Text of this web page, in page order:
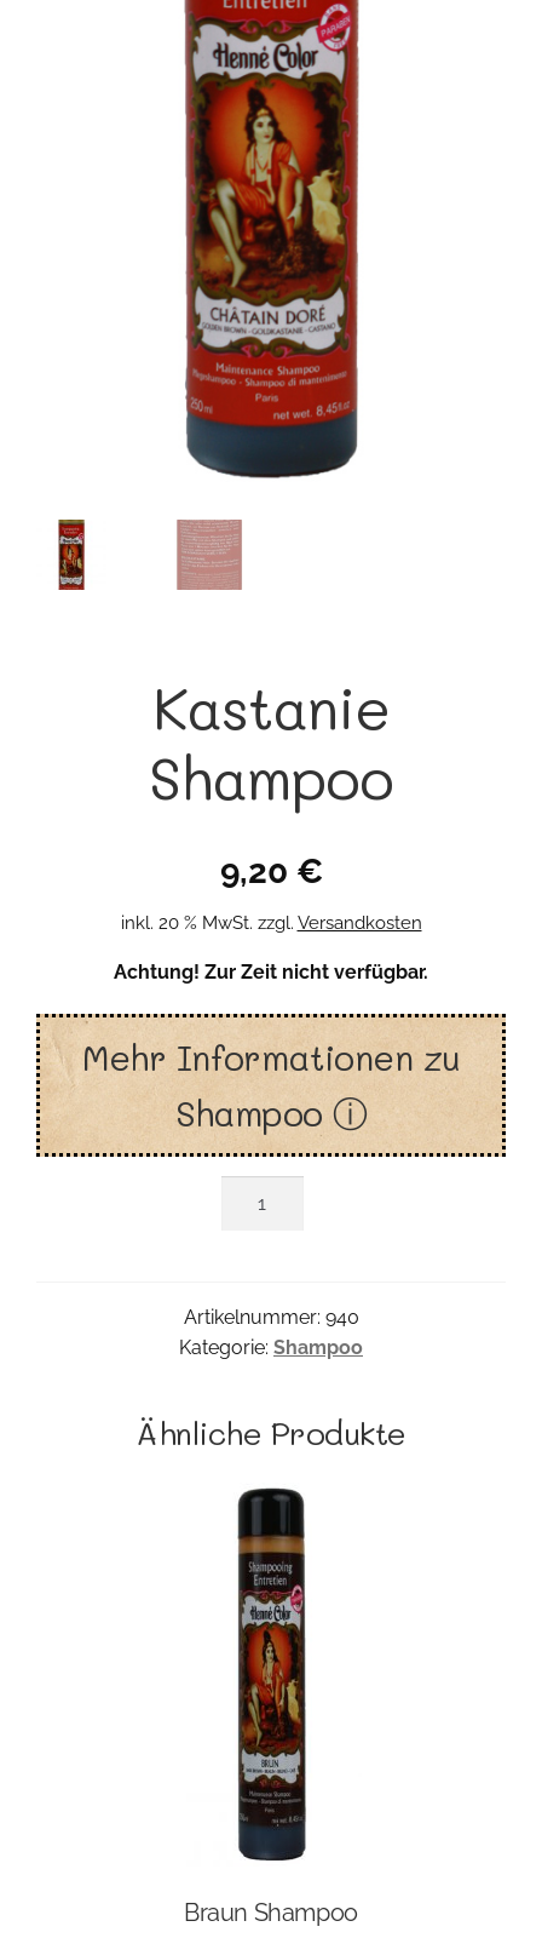
Kastanie
Shampoo
9,20 €
inkl. 20 % MwSt. zzgl. Versandkosten
Achtung! Zur Zeit nicht verfügbar.
Mehr Informationen zu
Shampoo ⓘ
Artikelnummer: 940
Kategorie: Shampoo
Ähnliche Produkte
Braun Shampoo